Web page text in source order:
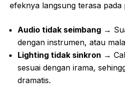
efeknya langsung terasa
Audio tidak seimbang →
dengan instrumen, atau
Lighting tidak sinkron →
sesuai dengan irama,
dramatis.